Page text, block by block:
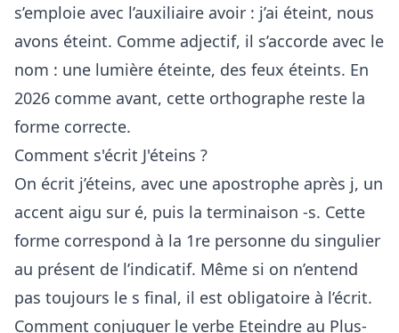
s’emploie avec l’auxiliaire avoir : j’ai éteint, nous
avons éteint. Comme adjectif, il s’accorde avec le
nom : une lumière éteinte, des feux éteints. En
2026 comme avant, cette orthographe reste la
forme correcte.
Comment s'écrit J'éteins ?
On écrit j’éteins, avec une apostrophe après j, un
accent aigu sur é, puis la terminaison -s. Cette
forme correspond à la 1re personne du singulier
au présent de l’indicatif. Même si on n’entend
pas toujours le s final, il est obligatoire à l’écrit.
Comment conjuguer le verbe Eteindre au Plus-